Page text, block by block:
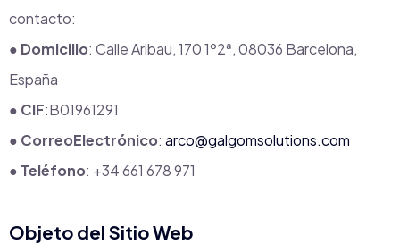
contacto:
● Domicilio: Calle Aribau, 170 1º2ª, 08036 Barcelona,
España
● CIF:B01961291
● CorreoElectrónico: arco@galgomsolutions.com
● Teléfono: +34 661 678 971
Objeto del Sitio Web